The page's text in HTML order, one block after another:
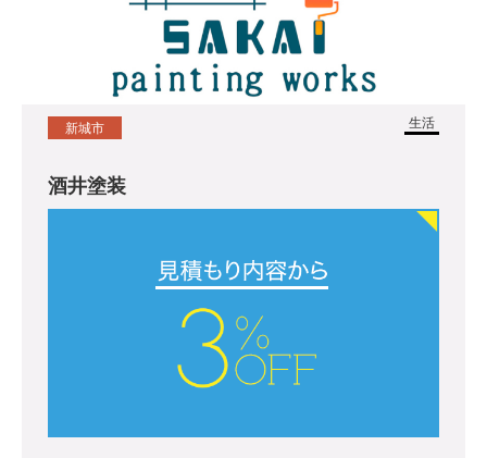
生活
新城市
酒井塗装